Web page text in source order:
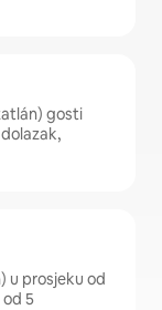
gosti
u prosjeku od
5